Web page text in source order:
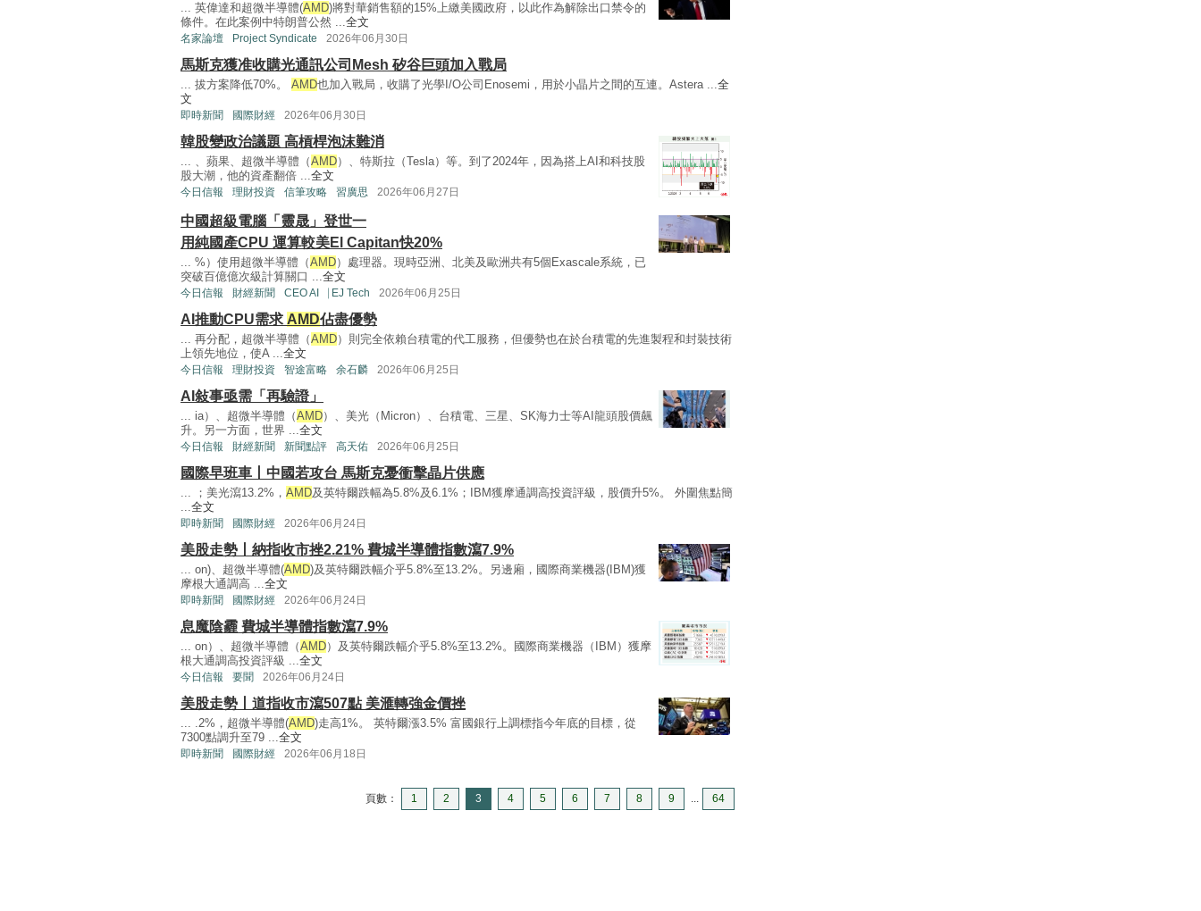
... 英偉達和超微半導體(AMD)將對華銷售額的15%上繳美國政府，以此作為解除出口禁令的
條件。在此案例中特朗普公然 ...全文
名家論壇 Project Syndicate 2026年06月30日
馬斯克獲准收購光通訊公司Mesh 矽谷巨頭加入戰局
... 拔方案降低70%。 AMD也加入戰局，收購了光學I/O公司Enosemi，用於小晶片之間的互連。Astera ...全
文
即時新聞 國際財經 2026年06月30日
韓股變政治議題 高槓桿泡沫難消
... 、蘋果、超微半導體（AMD）、特斯拉（Tesla）等。到了2024年，因為搭上AI和科技股
股大潮，他的資產翻倍 ...全文
今日信報 理財投資 信筆攻略 習廣思 2026年06月27日
中國超級電腦「靈晟」登世一
用純國產CPU 運算較美El Capitan快20%
... %）使用超微半導體（AMD）處理器。現時亞洲、北美及歐洲共有5個Exascale系統，已
突破百億億次級計算關口 ...全文
今日信報 財經新聞 CEO AI⎹ EJ Tech 2026年06月25日
AI推動CPU需求 AMD佔盡優勢
... 再分配，超微半導體（AMD）則完全依賴台積電的代工服務，但優勢也在於台積電的先進製程和封裝技術
上領先地位，使A ...全文
今日信報 理財投資 智途富略 余石麟 2026年06月25日
AI敍事亟需「再驗證」
... ia）、超微半導體（AMD）、美光（Micron）、台積電、三星、SK海力士等AI龍頭股價飆
升。另一方面，世界 ...全文
今日信報 財經新聞 新聞點評 高天佑 2026年06月25日
國際早班車丨中國若攻台 馬斯克憂衝擊晶片供應
... ；美光瀉13.2%， AMD及英特爾跌幅為5.8%及6.1%；IBM獲摩通調高投資評級，股價升5%。 外圍焦點簡
...全文
即時新聞 國際財經 2026年06月24日
美股走勢丨納指收市挫2.21% 費城半導體指數瀉7.9%
... on)、超微半導體(AMD)及英特爾跌幅介乎5.8%至13.2%。另邊廂，國際商業機器(IBM)獲
摩根大通調高 ...全文
即時新聞 國際財經 2026年06月24日
息魔陰霾 費城半導體指數瀉7.9%
... on）、超微半導體（AMD）及英特爾跌幅介乎5.8%至13.2%。國際商業機器（IBM）獲摩
根大通調高投資評級 ...全文
今日信報 要聞 2026年06月24日
美股走勢丨道指收市瀉507點 美滙轉強金價挫
... .2%，超微半導體(AMD)走高1%。 英特爾漲3.5% 富國銀行上調標指今年底的目標，從
7300點調升至79 ...全文
即時新聞 國際財經 2026年06月18日
頁數： 1 2 3 4 5 6 7 8 9 ... 64